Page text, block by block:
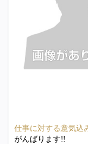
仕事に対する意気込
がんばります!!